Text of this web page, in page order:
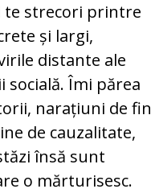
te strecori printre
și largi,
distante ale
Îmi părea
narațiuni de fin
de cauzalitate,
însă sunt
o mărturisesc.